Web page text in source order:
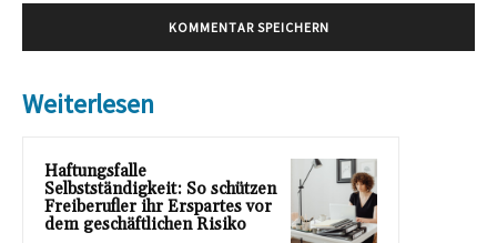
Weiterlesen
Haftungsfalle
Selbstständigkeit: So schützen
Freiberufler ihr Erspartes vor
dem geschäftlichen Risiko